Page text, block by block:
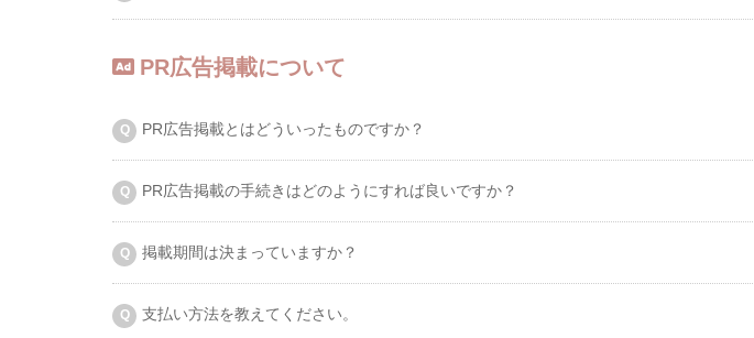
PR広告掲載について
PR広告掲載とはどういったものですか？
PR広告掲載の手続きはどのようにすれば良いですか？
掲載期間は決まっていますか？
支払い方法を教えてください。